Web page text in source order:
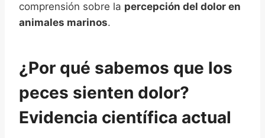
comprensión sobre la percepción del dolor en
animales marinos.
¿Por qué sabemos que los
peces sienten dolor?
Evidencia científica actual